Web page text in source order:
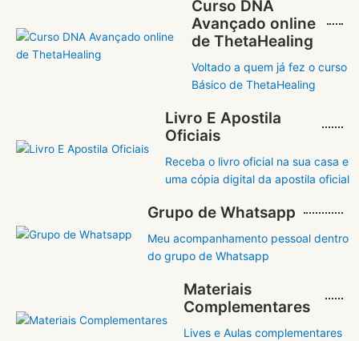
Curso DNA
Avançado online
de ThetaHealing
Voltado a quem já fez o curso
Básico de ThetaHealing
Livro E Apostila
Oficiais
Receba o livro oficial na sua casa e
uma cópia digital da apostila oficial
Grupo de Whatsapp
Meu acompanhamento pessoal dentro
do grupo de Whatsapp
Materiais
Complementares
Lives e Aulas complementares